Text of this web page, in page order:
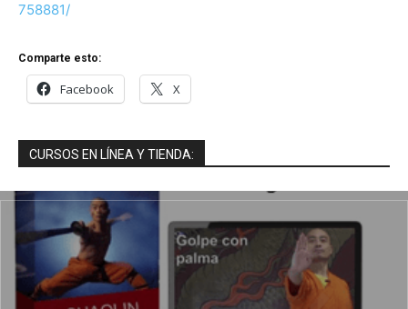
758881/
Comparte esto:
Facebook X
CURSOS EN LÍNEA Y TIENDA: